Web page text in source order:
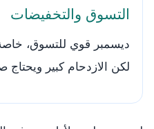
التسوق والتخفيضات
ديسمبر قوي للتسوق،
لكن الازدحام كبير ويحتاج